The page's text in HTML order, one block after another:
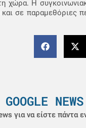
χώρα. Η
σε
NEWS
για να είστε πάντα